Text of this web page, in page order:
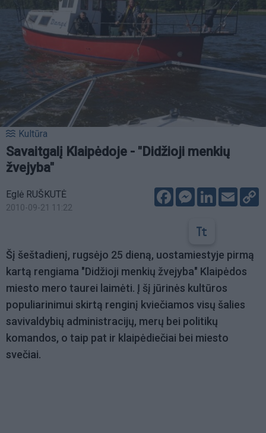
Kultūra
Savaitgalį Klaipėdoje - "Didžioji menkių
žvejyba"
Eglė RUŠKUTĖ
2010-09-21 11:22
FacebookMessenger
LinkedIn
Email
Šį šeštadienį, rugsėjo 25 dieną, uostamiestyje pirmą
kartą rengiama "Didžioji menkių žvejyba" Klaipėdos
miesto mero taurei laimėti. Į šį jūrinės kultūros
populiarinimui skirtą renginį kviečiamos visų šalies
savivaldybių administracijų, merų bei politikų
komandos, o taip pat ir klaipėdiečiai bei miesto
svečiai.